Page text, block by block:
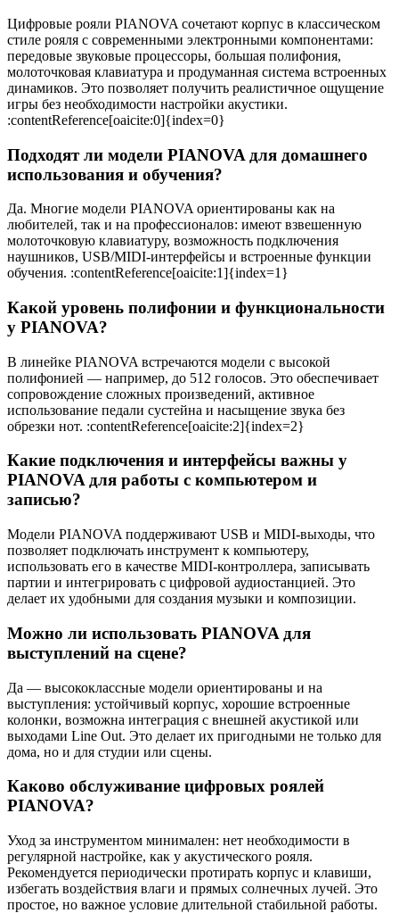
Цифровые рояли PIANOVA сочетают корпус в классическом
стиле рояля с современными электронными компонентами:
передовые звуковые процессоры, большая полифония,
молоточковая клавиатура и продуманная система встроенных
динамиков. Это позволяет получить реалистичное ощущение
игры без необходимости настройки акустики.
:contentReference[oaicite:0]{index=0}
Подходят ли модели PIANOVA для домашнего
использования и обучения?
Да. Многие модели PIANOVA ориентированы как на
любителей, так и на профессионалов: имеют взвешенную
молоточковую клавиатуру, возможность подключения
наушников, USB/MIDI-интерфейсы и встроенные функции
обучения. :contentReference[oaicite:1]{index=1}
Какой уровень полифонии и функциональности
у PIANOVA?
В линейке PIANOVA встречаются модели с высокой
полифонией — например, до 512 голосов. Это обеспечивает
сопровождение сложных произведений, активное
использование педали сустейна и насыщение звука без
обрезки нот. :contentReference[oaicite:2]{index=2}
Какие подключения и интерфейсы важны у
PIANOVA для работы с компьютером и
записью?
Модели PIANOVA поддерживают USB и MIDI-выходы, что
позволяет подключать инструмент к компьютеру,
использовать его в качестве MIDI-контроллера, записывать
партии и интегрировать с цифровой аудиостанцией. Это
делает их удобными для создания музыки и композиции.
Можно ли использовать PIANOVA для
выступлений на сцене?
Да — высококлассные модели ориентированы и на
выступления: устойчивый корпус, хорошие встроенные
колонки, возможна интеграция с внешней акустикой или
выходами Line Out. Это делает их пригодными не только для
дома, но и для студии или сцены.
Каково обслуживание цифровых роялей
PIANOVA?
Уход за инструментом минимален: нет необходимости в
регулярной настройке, как у акустического рояля.
Рекомендуется периодически протирать корпус и клавиши,
избегать воздействия влаги и прямых солнечных лучей. Это
простое, но важное условие длительной стабильной работы.